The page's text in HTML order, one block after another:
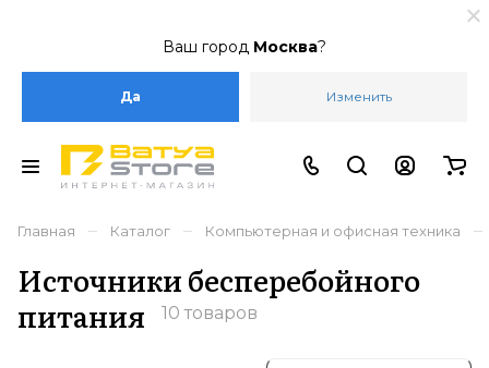
Ваш город Москва?
Да Изменить
Главная – Каталог – Компьютерная и офисная техника –
Источники бесперебойного
питания
10 товаров